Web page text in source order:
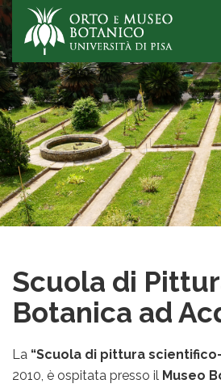
Scuola di
Botanica ad
La “Scuola di pittura
2010, è ospitata presso il Museo